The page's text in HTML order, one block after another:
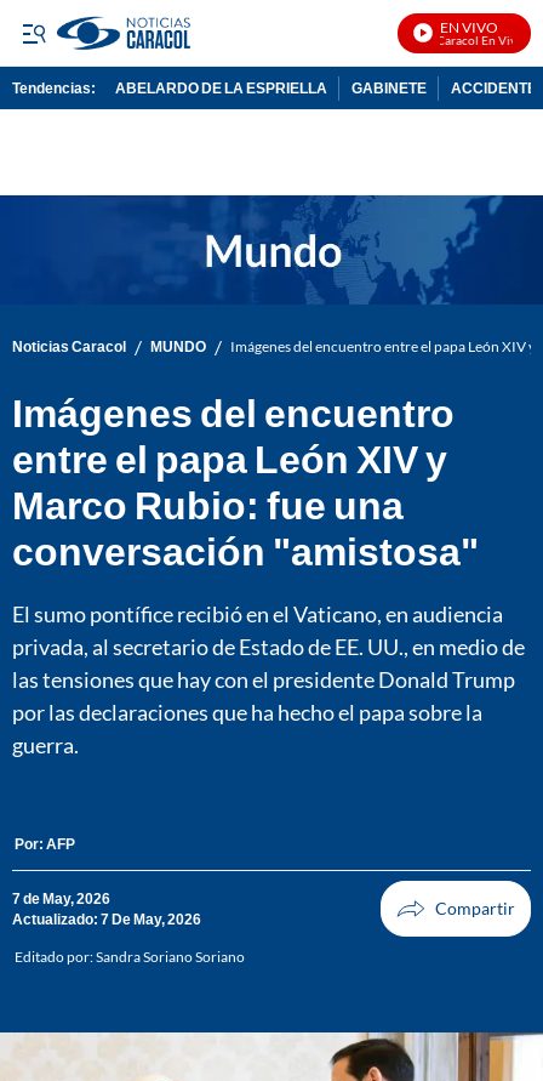
EN VIVO
Noticias Caracol En Vivo
Tendencias: ABELARDO DE LA ESPRIELLA GABINETE ACCIDENTE
Noticias Caracol / MUNDO / Imágenes del encuentro entre el papa León XIV
Imágenes del encuentro
entre el papa León XIV y
Marco Rubio: fue una
conversación "amistosa"
El sumo pontífice recibió en el Vaticano, en audiencia
privada, al secretario de Estado de EE. UU., en medio de
las tensiones que hay con el presidente Donald Trump
por las declaraciones que ha hecho el papa sobre la
guerra.
Por: AFP
7 de May, 2026
Actualizado: 7 De May, 2026
Editado por:Sandra Soriano Soriano